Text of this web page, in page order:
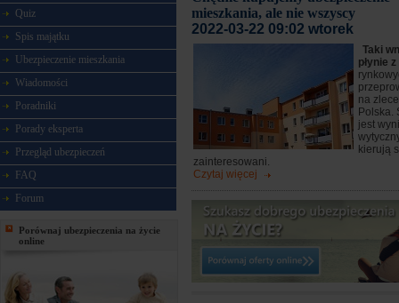
Quiz
Spis majątku
Ubezpieczenie mieszkania
Wiadomości
Poradniki
Porady eksperta
Przegląd ubezpieczeń
FAQ
Forum
Porównaj ubezpieczenia na życie
online
mieszkania, ale nie wszyscy
2022-03-22 09:02 wtorek
Taki
płynie z
na
Polska.
jest
kierują
zainteresowani.
Czytaj więcej